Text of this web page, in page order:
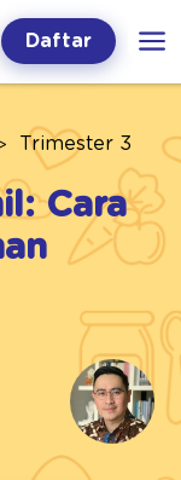
Daftar
Trimester 3
Cara